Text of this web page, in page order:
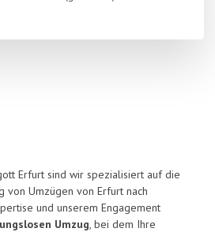
Erfurt sind wir spezialisiert auf die
von Umzügen von Erfurt nach
und unserem Engagement
Umzug, bei dem Ihre